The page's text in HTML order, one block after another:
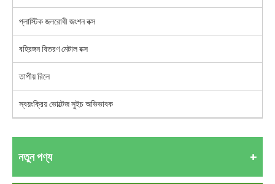
প্লাস্টিক জলরোধী জংশন বক্স
বহিরঙ্গন বিতরণ মেটাল বক্স
তাপীয় রিলে
স্বয়ংক্রিয় ভোল্টেজ সুইচ অভিভাবক
নতুন পণ্য